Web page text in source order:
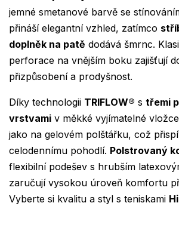
jemné smetanové barvě se
přináší elegantní vzhled, zatímco
doplněk na patě dodává šmrnc.
perforace na vnějším boku zajišťují
přizpůsobení a prodyšnost.
Díky technologii TRIFLOW® s třemi
vrstvami v měkké vyjímatelné
jako na gelovém polštářku, což
celodennímu pohodlí. Polstrovaný
flexibilní podešev s hrubším
zaručují vysokou úroveň komfortu
Vyberte si kvalitu a styl s teniskami